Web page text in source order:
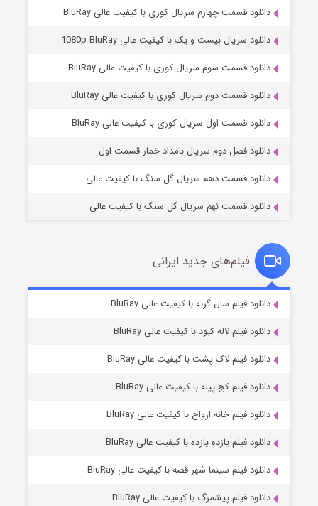
عملیات آپارتمان
قسمت۲ (زیرنویس) منتشر شد
قسمت۲ (زیرنویس) منتشر شد
دانلود قسمت چهارم سریال کوری با کیفیت عالی BluRay
دانلود سریال بیست و یک با کیفیت عالی 1080p BluRay
دانلود قسمت سوم سریال کوری با کیفیت عالی BluRay
دانلود قسمت دوم سریال کوری با کیفیت عالی BluRay
دانلود قسمت اول سریال کوری با کیفیت عالی BluRay
دانلود فصل دوم سریال بامداد خمار قسمت اول
دانلود قسمت دهم سریال گل سنگ با کیفیت عالی
دانلود قسمت نهم سریال گل سنگ با کیفیت عالی
فیلم‌های جدید ایرانی
دانلود فیلم سال گربه با کیفیت عالی BluRay
دانلود فیلم لاله کبود با کیفیت عالی BluRay
دانلود فیلم لاک پشت با کیفیت عالی BluRay
دانلود فیلم کج‌ پیله با کیفیت عالی BluRay
دانلود فیلم خانه ارواح با کیفیت عالی BluRay
دانلود فیلم یازده یازده با کیفیت عالی BluRay
دانلود فیلم سینما شهر قصه با کیفیت عالی BluRay
دانلود فیلم پیشمرگ با کیفیت عالی BluRay